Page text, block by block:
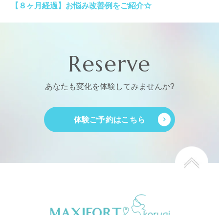
【８ヶ月経過】お悩み改善例をご紹介☆
Reserve
あなたも変化を体験してみませんか?
体験ご予約はこちら